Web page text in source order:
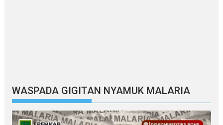
WASPADA GIGITAN NYAMUK MALARIA